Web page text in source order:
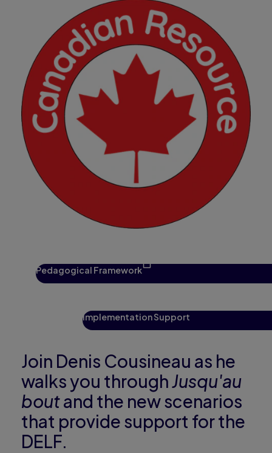
Pedagogical Framework
Implementation Support
Join Denis Cousineau as he
walks you throughJusqu'au
boutand the new scenarios
that provide support for the
DELF.